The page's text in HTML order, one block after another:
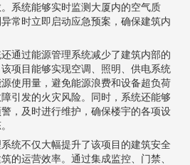
系统能够实时监测大厦内的空气质
常时立即启动应急预案，确保建筑内
通过能源管理系统减少了建筑内部的
项目能够实现空调、照明、供电系统
使用量，避免能源浪费和设备超负荷
引发的火灾风险。同时，系统还能够
，及时进行维护，确保楼宇的各项设
统不仅大幅提升了该项目的建筑安全
的运营效率。通过集成监控、门禁、